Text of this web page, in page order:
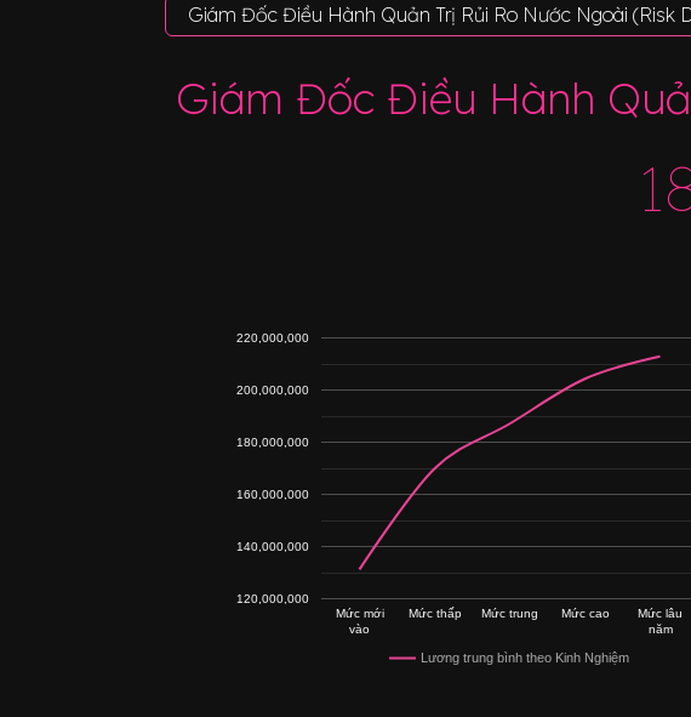
Giám Đốc Điều Hành Quản Trị Rủi Ro Nước Ngoài (Risk
Giám Đốc Điều Hành
Lương trung bình theo Kinh Nghiệm
Mức mới
vào
Mức thấp Mức trung Mức cao
Mức lâu
năm
120,000,000
140,000,000
160,000,000
180,000,000
200,000,000
220,000,000